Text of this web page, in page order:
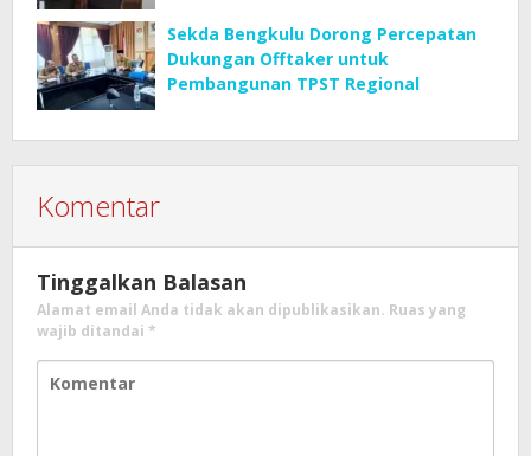
Sekda Bengkulu Dorong Percepatan
Dukungan Offtaker untuk
Pembangunan TPST Regional
Komentar
Tinggalkan Balasan
Alamat email Anda tidak akan dipublikasikan. Ruas yang
wajib ditandai *